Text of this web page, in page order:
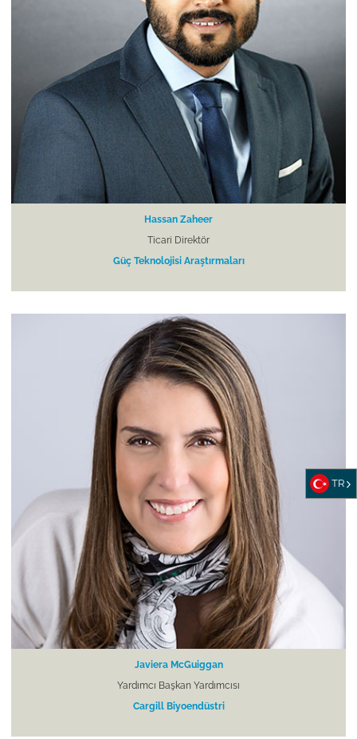
Hassan Zaheer
Ticari Direktör
Güç Teknolojisi Araştırmaları
Javiera McGuiggan
Yardımcı Başkan Yardımcısı
Cargill Biyoendüstri
TR